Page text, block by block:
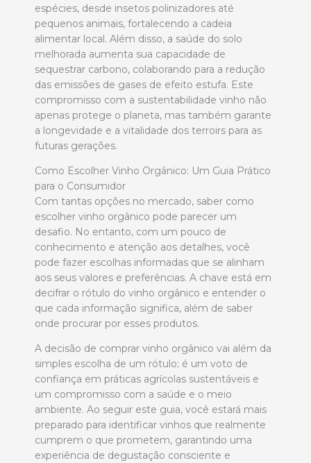
espécies, desde insetos polinizadores até
pequenos animais, fortalecendo a cadeia
alimentar local. Além disso, a saúde do solo
melhorada aumenta sua capacidade de
sequestrar carbono, colaborando para a redução
das emissões de gases de efeito estufa. Este
compromisso com a sustentabilidade vinho não
apenas protege o planeta, mas também garante
a longevidade e a vitalidade dos terroirs para as
futuras gerações.
Como Escolher Vinho Orgânico: Um Guia Prático
para o Consumidor
Com tantas opções no mercado, saber como
escolher vinho orgânico pode parecer um
desafio. No entanto, com um pouco de
conhecimento e atenção aos detalhes, você
pode fazer escolhas informadas que se alinham
aos seus valores e preferências. A chave está em
decifrar o rótulo do vinho orgânico e entender o
que cada informação significa, além de saber
onde procurar por esses produtos.
A decisão de comprar vinho orgânico vai além da
simples escolha de um rótulo; é um voto de
confiança em práticas agrícolas sustentáveis e
um compromisso com a saúde e o meio
ambiente. Ao seguir este guia, você estará mais
preparado para identificar vinhos que realmente
cumprem o que prometem, garantindo uma
experiência de degustação consciente e